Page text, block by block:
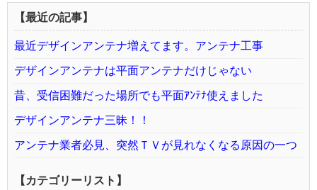
【最近の記事】
最近デザインアンテナ増えてます。アンテナ工事
デザインアンテナは平面アンテナだけじゃない
昔、受信困難だった場所でも平面ｱﾝﾃﾅ使えました
デザインアンテナ三昧！！
アンテナ業者必見、突然ＴＶが見れなくなる原因の一つ
【カテゴリーリスト】